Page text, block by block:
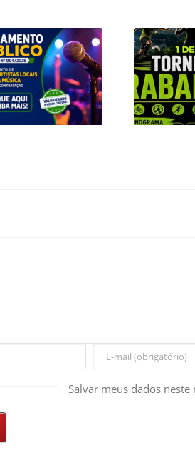
CREDENCIAMENTO
1º DE
Salvar meus dados